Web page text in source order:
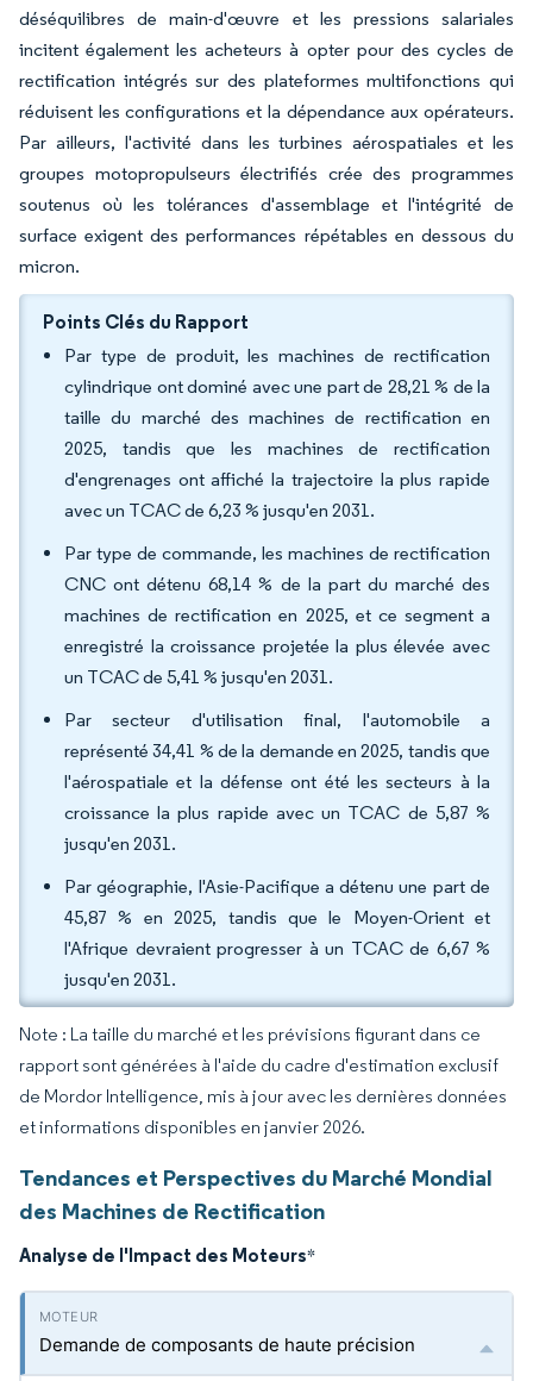
déséquilibres de main-d'œuvre et les pressions salariales
incitent également les acheteurs à opter pour des cycles de
rectification intégrés sur des plateformes multifonctions qui
réduisent les configurations et la dépendance aux opérateurs.
Par ailleurs, l'activité dans les turbines aérospatiales et les
groupes motopropulseurs électrifiés crée des programmes
soutenus où les tolérances d'assemblage et l'intégrité de
surface exigent des performances répétables en dessous du
micron.
Points Clés du Rapport
Par type de produit, les machines de rectification
cylindrique ont dominé avec une part de 28,21 % de la
taille du marché des machines de rectification en
2025, tandis que les machines de rectification
d'engrenages ont affiché la trajectoire la plus rapide
avec un TCAC de 6,23 % jusqu'en 2031.
Par type de commande, les machines de rectification
CNC ont détenu 68,14 % de la part du marché des
machines de rectification en 2025, et ce segment a
enregistré la croissance projetée la plus élevée avec
un TCAC de 5,41 % jusqu'en 2031.
Par secteur d'utilisation final, l'automobile a
représenté 34,41 % de la demande en 2025, tandis que
l'aérospatiale et la défense ont été les secteurs à la
croissance la plus rapide avec un TCAC de 5,87 %
jusqu'en 2031.
Par géographie, l'Asie-Pacifique a détenu une part de
45,87 % en 2025, tandis que le Moyen-Orient et
l'Afrique devraient progresser à un TCAC de 6,67 %
jusqu'en 2031.
Note : La taille du marché et les prévisions figurant dans ce
rapport sont générées à l'aide du cadre d'estimation exclusif
de Mordor Intelligence, mis à jour avec les dernières données
et informations disponibles en janvier 2026.
Tendances et Perspectives du Marché Mondial
des Machines de Rectification
Analyse de l'Impact des Moteurs*
Demande de composants de haute précision